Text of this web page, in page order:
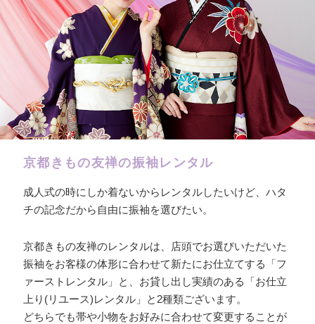
京都きもの友禅の振袖レンタル
成人式の時にしか着ないからレンタルしたいけど、ハタ
チの記念だから自由に振袖を選びたい。
京都きもの友禅のレンタルは、店頭でお選びいただいた
振袖をお客様の体形に合わせて新たにお仕立てする「フ
ァーストレンタル」と、お貸し出し実績のある「お仕立
上り(リユース)レンタル」と2種類ございます。
どちらでも帯や小物をお好みに合わせて変更することが